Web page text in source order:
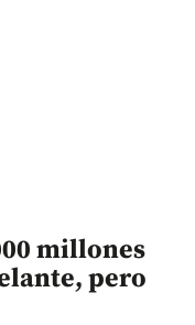
millones
pero